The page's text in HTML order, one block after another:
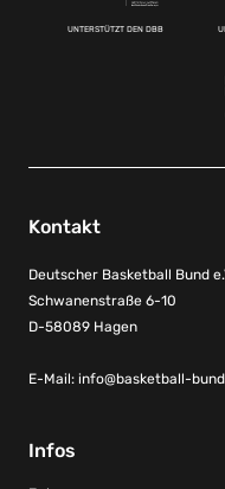
UNTERSTÜTZT DEN DBB
Kontakt
Deutscher Basketball Bund
Schwanenstraße 6-10
D-58089 Hagen
E-Mail: info@basketball-
Infos